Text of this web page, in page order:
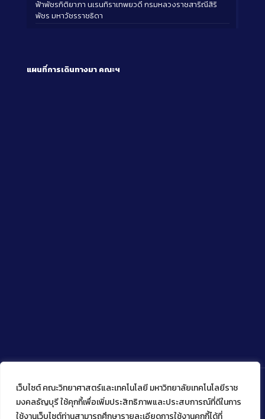
เว็บไซต์ คณะวิทยาศาสตร์และเทคโนโลยี มหาวิทยาลัยเทคโนโลยีราช
มงคลธัญบุรี ใช้คุกกี้เพื่อเพิ่มประสิทธิภาพและประสบการณ์ที่ดีในการ
ใช้งานเว็บไซต์ท่านสามารถศึกษารายละเอียดการใช้งานคุกกี้ได้ที่
ฟ้าพัชรกิติยาภา นเรนทิราเทพยวดี กรมหลวงราชสาริณีสิริ
พัชร มหาวัชรราชธิดา
แผนที่การเดินทางมา คณะฯ
Copyright © 2022 คณะวิทยาศาสตร์และเทคโนโลยี มหาวิทยาลัย